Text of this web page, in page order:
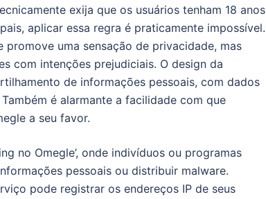
exija que os usuários tenham 18 anos
aplicar essa regra é praticamente impossível.
uma sensação de privacidade, mas
com intenções prejudiciais. O design da
de informações pessoais, com dados
é alarmante a facilidade com que
a seu favor.
no Omegle’, onde indivíduos ou programas
pessoais ou distribuir malware.
pode registrar os endereços IP de seus